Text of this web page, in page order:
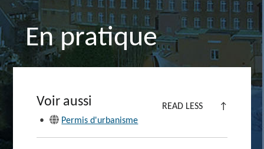
En pratique
Voir aussi READ LESS
↑
•
Permis d'urbanisme